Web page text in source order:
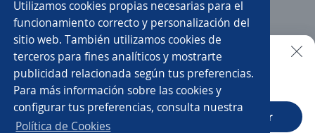
Utilizamos cookies propias necesarias para el
funcionamiento correcto y personalización del
sitio web. También utilizamos cookies de
terceros para fines analíticos y mostrarte
publicidad relacionada según tus preferencias.
Para más información sobre las cookies y
configurar tus preferencias, consulta nuestra
Política de Cookies
Auxiliar administrativo/a
Auxiliar contable y administrativo Auxiliar de cobranza
Asistente/a administrativo Auxiliar de nómina
Auxiliar contable
Buscar es más fácil en la app
CT App Abrir